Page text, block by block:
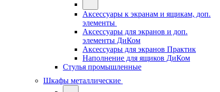
Аксессуары к экранам и ящикам, доп.
элементы
Аксессуары для экранов и доп.
элементы ДиКом
Аксессуары для экранов Практик
Наполнение для ящиков ДиКом
Стулья промышленные
Шкафы металлические